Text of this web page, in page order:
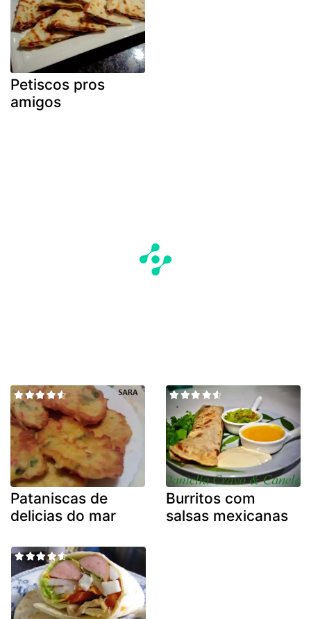
Petiscos pros
amigos
Pataniscas de
delicias do mar
Burritos com
salsas mexicanas